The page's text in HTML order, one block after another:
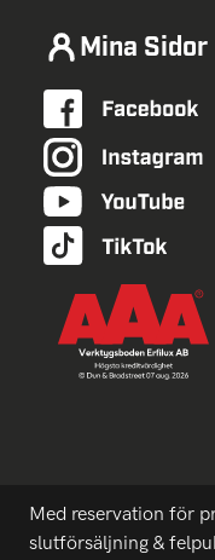
Mina Sidor
Med reservation för
slutförsäljning &